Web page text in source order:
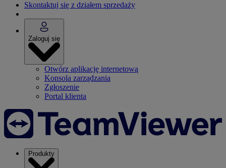
Skontaktuj się z działem sprzedaży
Zaloguj się
Otwórz aplikację internetową
Konsola zarządzania
Zgłoszenie
Portal klienta
Produkty